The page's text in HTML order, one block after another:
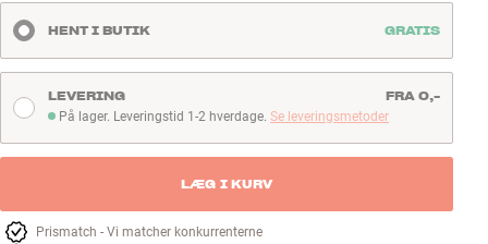
HENT I BUTIK GRATIS
På lager. Leveringstid 1-2 hverdage
På lager. Leveringstid 1-2 hverdage. Se leveringsmetoder
LEVERING FRA 0,-
LÆG I KURV
Prismatch - Vi matcher konkurrenterne